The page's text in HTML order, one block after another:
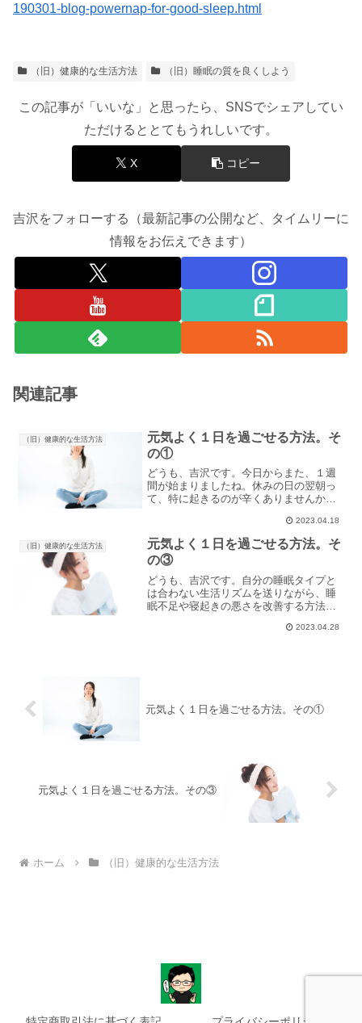
190301-blog-powernap-for-good-sleep.html
（旧）健康的な生活方法 （旧）睡眠の質を良くしよう
この記事が「いいな」と思ったら、SNSでシェアしてい
ただけるととてもうれしいです。
X コピー
吉沢をフォローする（最新記事の公開など、タイムリーに
情報をお伝えできます）
関連記事
（旧）健康的な生活方法
元気よく１日を過ごせる方法。そ
の①
どうも、吉沢です。今日からまた、１週
間が始まりましたね。休みの日の翌朝っ
て、特に起きるのが辛くありませんか？
ブに過ごして、もう１日はメンテナンス
を含めてゆっくりしたい派なんですが、
金曜日にはつい夜更かしし...
2023.04.18
（旧）健康的な生活方法
元気よく１日を過ごせる方法。そ
の③
どうも、吉沢です。自分の睡眠タイプと
は合わない生活リズムを送りながら、睡
眠不足や寝起きの悪さを改善する方法の
①、②として「週末に寝溜めをしない」
2023.04.28
元気よく１日を過ごせる方法。その①
元気よく１日を過ごせる方法。その③
ホーム （旧）健康的な生活方法